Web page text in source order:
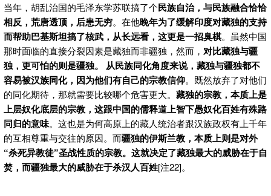
当年，胡乱治国的毛泽东学苏联搞了个民族自治，与民族融合恰恰
相反，荒唐透顶，后患无穷。在他晚年为了缓解印度对藏独的支持
而帮助巴基斯坦搞了核武，从长远看，这更是一招臭棋。虽然中国
那时面临的直接分裂因素是藏独而非疆独，然而， 对比藏独与疆
独，更可怕的则是疆独。 从民族同化角度来说，藏独与疆独都不
容易被汉族同化，因为他们有自己的宗教信仰。既然放弃了对他们
的同化期待，那就需要比较哪个危害更大。 藏独的宗教，本质上是
上层奴化底层的宗教，这跟中国的儒释道上智下愚奴化百姓有殊路
同归的意味。这也是为何高原上的藏人统治者跟汉族政权有上千年
的互相尊重与交往的原因。而疆独的伊斯兰教，本质上则是对外
“杀死异教徒”圣战性质的宗教。这就决定了藏独最大的威胁在于自
焚，而疆独最大的威胁在于杀汉人百姓[注22]。